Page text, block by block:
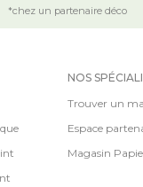
*chez un partenaire déco
NOS
Trouver un
Espace
Magasin